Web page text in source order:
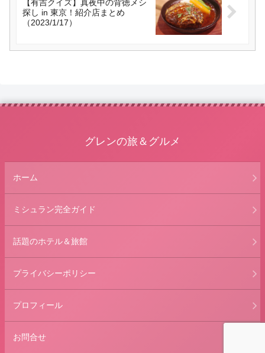
【有吉クイズ】真夜中の背徳メシ
探し in 東京！紹介店まとめ
（2023/1/17）
グレンの旅＆グルメ
ホーム
ミシュラン完全ガイド
話題のホテル＆旅館
プライバシーポリシー
プロフィール
お問合せ